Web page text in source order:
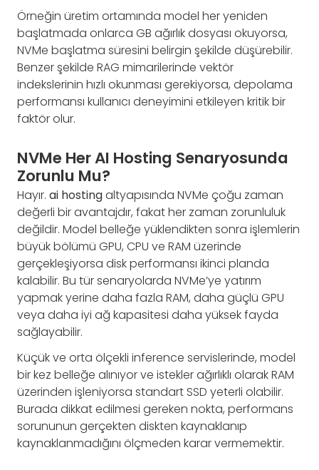
Örneğin üretim ortamında model her yeniden
başlatmada onlarca GB ağırlık dosyası okuyorsa,
NVMe başlatma süresini belirgin şekilde düşürebilir.
Benzer şekilde RAG mimarilerinde vektör
indekslerinin hızlı okunması gerekiyorsa, depolama
performansı kullanıcı deneyimini etkileyen kritik bir
faktör olur.
NVMe Her AI Hosting Senaryosunda
Zorunlu Mu?
Hayır. ai hostingaltyapısında NVMe çoğu zaman
değerli bir avantajdır, fakat her zaman zorunluluk
değildir. Model belleğe yüklendikten sonra işlemlerin
büyük bölümü GPU, CPU ve RAM üzerinde
gerçekleşiyorsa disk performansı ikinci planda
kalabilir. Bu tür senaryolarda NVMe’ye yatırım
yapmak yerine daha fazla RAM, daha güçlü GPU
veya daha iyi ağ kapasitesi daha yüksek fayda
sağlayabilir.
Küçük ve orta ölçekli inference servislerinde, model
bir kez belleğe alınıyor ve istekler ağırlıklı olarak RAM
üzerinden işleniyorsa standart SSD yeterli olabilir.
Burada dikkat edilmesi gereken nokta, performans
sorununun gerçekten diskten kaynaklanıp
kaynaklanmadığını ölçmeden karar vermemektir.